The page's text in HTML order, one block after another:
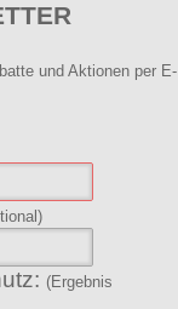
und Aktionen per E-
(Ergebnis